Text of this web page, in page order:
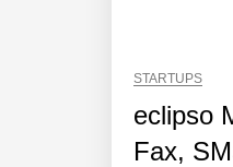
STARTUPS
eclipso
Fax,